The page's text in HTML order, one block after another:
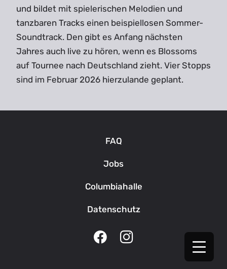
und bildet mit spielerischen Melodien und
tanzbaren Tracks einen beispiellosen Sommer-
Soundtrack. Den gibt es Anfang nächsten
Jahres auch live zu hören, wenn es Blossoms
auf Tournee nach Deutschland zieht. Vier Stopps
sind im Februar 2026 hierzulande geplant.
FAQ
Jobs
Columbiahalle
Datenschutz